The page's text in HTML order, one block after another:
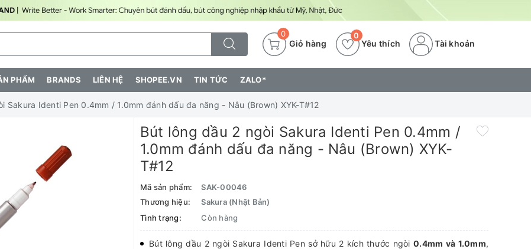
0
Giỏ hàng Yêu thích
0
Tài khoản
PHẨM BRANDS LIÊN HỆ SHOPEE.VN TIN TỨC ZALO*
Sakura Identi Pen 0.4mm / 1.0mm đánh dấu đa năng - Nâu (Brown) XYK-T#12
Bút lông dầu 2 ngòi Sakura Identi Pen 0.4mm /
1.0mm đánh dấu đa năng - Nâu (Brown) XYK-
T#12
Mã sản phẩm:
SAK-00046
Thương hiệu:
Sakura (Nhật Bản)
Tình trạng:
Còn hàng
Bút lông dầu 2 ngòi Sakura Identi Pen sở hữu 2 kích thước ngòi0.4mm và 1.0mm,